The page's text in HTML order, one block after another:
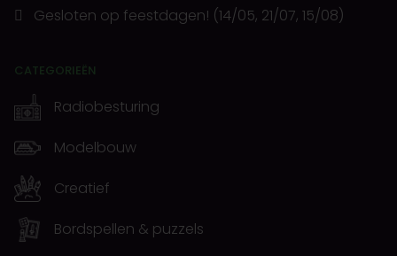
Gesloten op feestdagen! (14/05, 21/07, 15/08)
CATEGORIEËN
Radiobesturing
Modelbouw
Creatief
Bordspellen & puzzels